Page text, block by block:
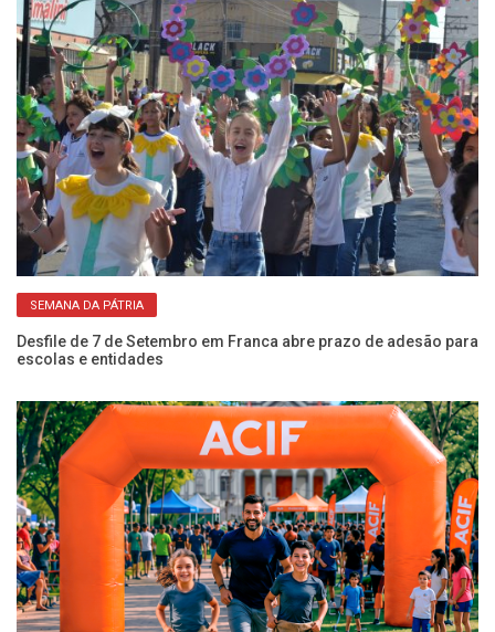
SEMANA DA PÁTRIA
Desfile de 7 de Setembro em Franca abre prazo de adesão para
escolas e entidades